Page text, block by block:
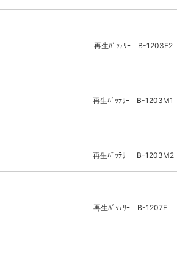
再生ﾊﾞｯﾃﾘｰ B-1203F2
再生ﾊﾞｯﾃﾘｰ B-1203M1
再生ﾊﾞｯﾃﾘｰ B-1203M2
再生ﾊﾞｯﾃﾘｰ B-1207F